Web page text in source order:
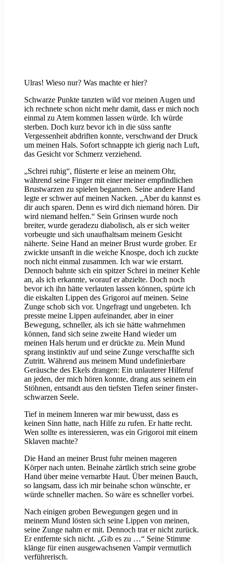
Ulras! Wieso nur? Was machte er hier?
Schwarze Punkte tanzten wild vor meinen Augen und
ich rechnete schon nicht mehr damit, dass er mich noch
einmal zu Atem kommen lassen würde. Ich würde
sterben. Doch kurz bevor ich in die süss sanfte
Vergessenheit abdriften konnte, verschwand der Druck
um meinen Hals. Sofort schnappte ich gierig nach Luft,
das Gesicht vor Schmerz verziehend.
„Schrei ruhig“, flüsterte er leise an meinem Ohr,
während seine Finger mit einer meiner empfindlichen
Brustwarzen zu spielen begannen. Seine andere Hand
legte er schwer auf meinen Nacken. „Aber du kannst es
dir auch sparen. Denn es wird dich niemand hören. Dir
wird niemand helfen.“ Sein Grinsen wurde noch
breiter, wurde geradezu diabolisch, als er sich weiter
vorbeugte und sich unaufhaltsam meinem Gesicht
näherte. Seine Hand an meiner Brust wurde grober. Er
zwickte unsanft in die weiche Knospe, doch ich zuckte
noch nicht einmal zusammen. Ich war wie erstarrt.
Dennoch bahnte sich ein spitzer Schrei in meiner Kehle
an, als ich erkannte, worauf er abzielte. Doch noch
bevor ich ihn hätte verlauten lassen können, spürte ich
die eiskalten Lippen des Grigoroi auf meinen. Seine
Zunge schob sich vor. Ungefragt und ungebeten. Ich
presste meine Lippen aufeinander, aber in einer
Bewegung, schneller, als ich sie hätte wahrnehmen
können, fand sich seine zweite Hand wieder um
meinen Hals herum und er drückte zu. Mein Mund
sprang instinktiv auf und seine Zunge verschaffte sich
Zutritt. Während aus meinem Mund undefinierbare
Geräusche des Ekels drangen: Ein unlauterer Hilferuf
an jeden, der mich hören konnte, drang aus seinem ein
Stöhnen, entsandt aus den tiefsten Tiefen seiner finster-
schwarzen Seele.
Tief in meinem Inneren war mir bewusst, dass es
keinen Sinn hatte, nach Hilfe zu rufen. Er hatte recht.
Wen sollte es interessieren, was ein Grigoroi mit einem
Sklaven machte?
Die Hand an meiner Brust fuhr meinen mageren
Körper nach unten. Beinahe zärtlich strich seine grobe
Hand über meine vernarbte Haut. Über meinen Bauch,
so langsam, dass ich mir beinahe schon wünschte, er
würde schneller machen. So wäre es schneller vorbei.
Nach einigen groben Bewegungen gegen und in
meinem Mund lösten sich seine Lippen von meinen,
seine Zunge nahm er mit. Dennoch trat er nicht zurück.
Er entfernte sich nicht. „Gib es zu …“ Seine Stimme
klänge für einen ausgewachsenen Vampir vermutlich
verführerisch.